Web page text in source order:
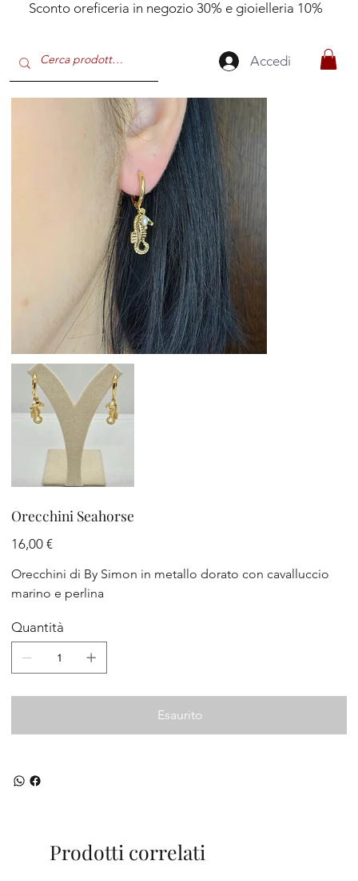
Sconto oreficeria in negozio 30% e gioielleria 10%
Accedi
Orecchini Seahorse
Prezzo
16,00 €
Orecchini di By Simon in metallo dorato con cavalluccio
marino e perlina
Quantità
Esaurito
Prodotti correlati